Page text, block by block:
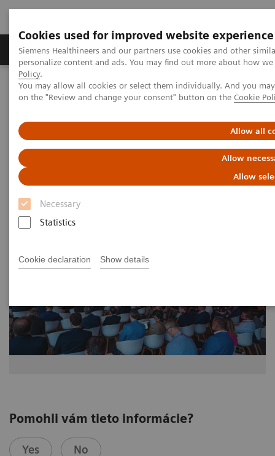
Cookies used for improved website experience
Siemens Healthineers and our partners use cookies and other
personalize content and ads. You may find out more about how
Policy.
You may allow all cookies or select them individually. And you
on the "Review and change your consent" button on the Cookie
Allow all
Allow
Allow
Necessary
Statistics
Cookie declaration Show details
Produkty a služby Podpora & Dokumentácia
Siemens Healthineers Slovakia
Zobrazovacia diagnostika
Molecular Imaging
MI World Summit 2026
Image 64
Pomohli vám tieto informácie?
Yes No